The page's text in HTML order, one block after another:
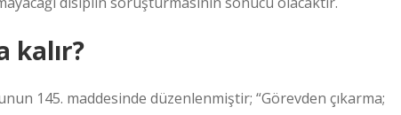
kalır?
145. maddesinde düzenlenmiştir; “Görevden çıkarma;